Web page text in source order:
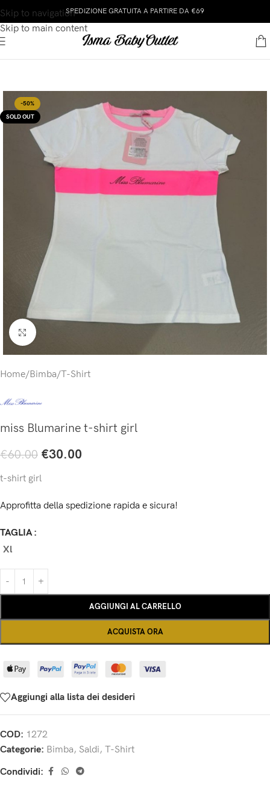
Skip to navigation
Skip to main content
SPEDIZIONE GRATUITA A PARTIRE DA €69
-50%
SOLD OUT
Click to enlarge
Home/Bimba/T-Shirt
miss Blumarine t-shirt girl
€60.00 €30.00
t-shirt girl
Approfitta della spedizione rapida e sicura!
TAGLIA
Xl
AGGIUNGI AL CARRELLO
ACQUISTA ORA
Aggiungi alla lista dei desideri
COD: 1272
Categorie: Bimba, Saldi, T-Shirt
Condividi: